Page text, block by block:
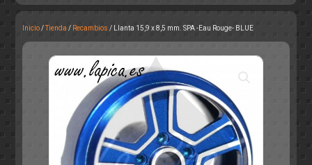
ACCESORIOS
CIRCUITOS
ELECTRÓNICA
OTROS
RALLY
Inicio/Tienda / Recambios / Llanta 15,9 x 8,5 mm. SPA -Eau Rouge- BLUE